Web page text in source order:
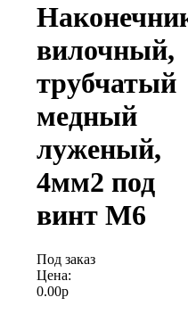
вилочный,
трубчатый
медный
луженый,
4мм2 под
винт М6
Под заказ
Цена:
0.00р